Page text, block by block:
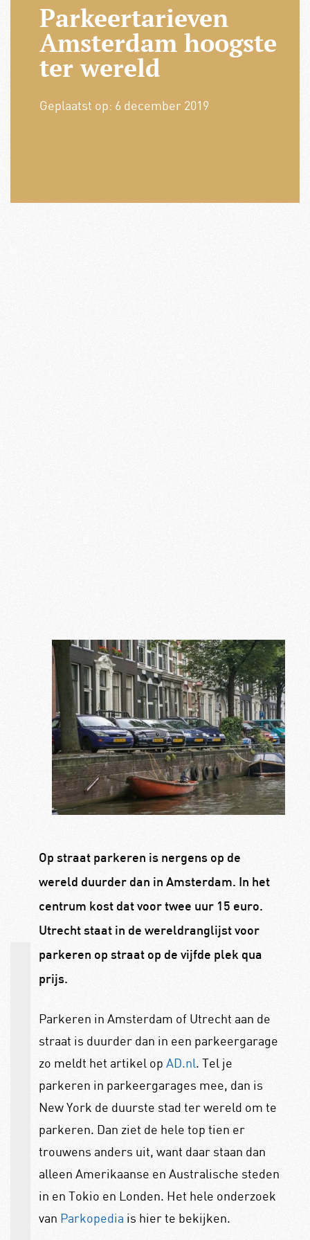
Parkeertarieven
Amsterdam hoogste
ter wereld
Geplaatst op: 6 december 2019
Op straat parkeren is nergens op de
wereld duurder dan in Amsterdam. In het
centrum kost dat voor twee uur 15 euro.
Utrecht staat in de wereldranglijst voor
parkeren op straat op de vijfde plek qua
prijs.
Parkeren in Amsterdam of Utrecht aan de
straat is duurder dan in een parkeergarage
zo meldt het artikel op AD.nl. Tel je
parkeren in parkeergarages mee, dan is
New York de duurste stad ter wereld om te
parkeren. Dan ziet de hele top tien er
trouwens anders uit, want daar staan dan
alleen Amerikaanse en Australische steden
in en Tokio en Londen. Het hele onderzoek
van Parkopedia is hier te bekijken.